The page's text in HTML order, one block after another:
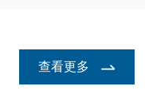
查看更多